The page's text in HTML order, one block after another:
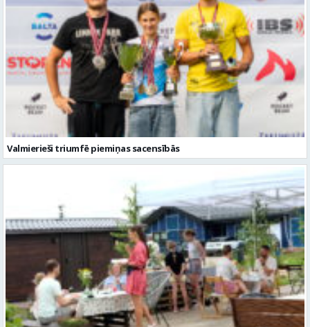
Valmierieši triumfē piemiņas sacensībās